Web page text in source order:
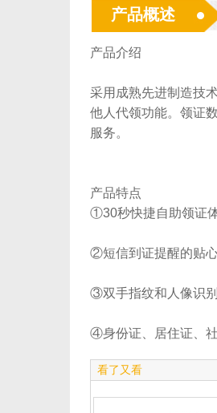
产品概述
产品介绍
采用成熟先进制造技术
他人代领功能。领
服务。
产品特点
①30秒快捷自助领证
②短信到证提醒的贴
③双手指纹和人像识
④身份证、居住证
看了又看